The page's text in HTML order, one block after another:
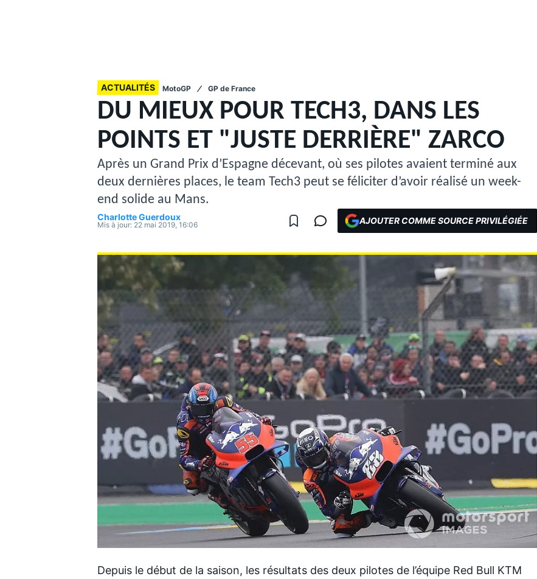
MOTOGP
WRC
WEC
ACTUALITÉS MotoGP GP de France
DU MIEUX POUR TECH3, DANS LES
POINTS ET "JUSTE DERRIÈRE" ZARCO
Après un Grand Prix d’Espagne décevant, où ses pilotes avaient terminé aux
deux dernières places, le team Tech3 peut se féliciter d’avoir réalisé un week-
end solide au Mans.
Charlotte Guerdoux
Mis à jour: 22 mai 2019, 16:06 AJOUTER COMME SOURCE PRIVILÉGIÉE
Depuis le début de la saison, les résultats des deux pilotes de l’équipe Red Bull KTM